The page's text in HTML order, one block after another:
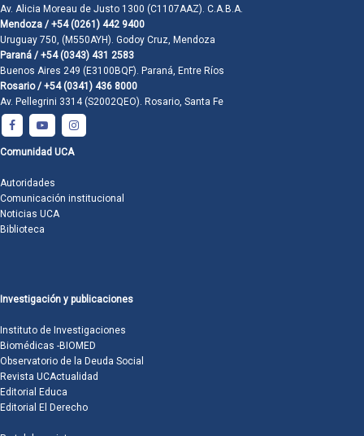
Av. Alicia Moreau de Justo 1300 (C1107AAZ). C.A.B.A.
Mendoza / +54 (0261) 442 9400
Uruguay 750, (M550AYH). Godoy Cruz, Mendoza
Paraná / +54 (0343) 431 2583
Buenos Aires 249 (E3100BQF). Paraná, Entre Ríos
Rosario / +54 (0341) 436 8000
Av. Pellegrini 3314 (S2002QEO). Rosario, Santa Fe
Comunidad UCA
Autoridades
Comunicación institucional
Noticias UCA
Biblioteca
Investigación y publicaciones
Instituto de Investigaciones
Biomédicas -BIOMED
Observatorio de la Deuda Social
Revista UCActualidad
Editorial Educa
Editorial El Derecho